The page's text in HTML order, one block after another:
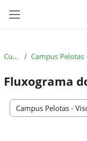
Cursos
Fluxograma
Categorias de Cursos